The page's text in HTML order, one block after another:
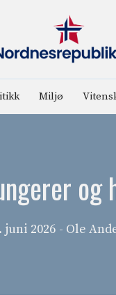
Miljø
juni 2026 - Ole